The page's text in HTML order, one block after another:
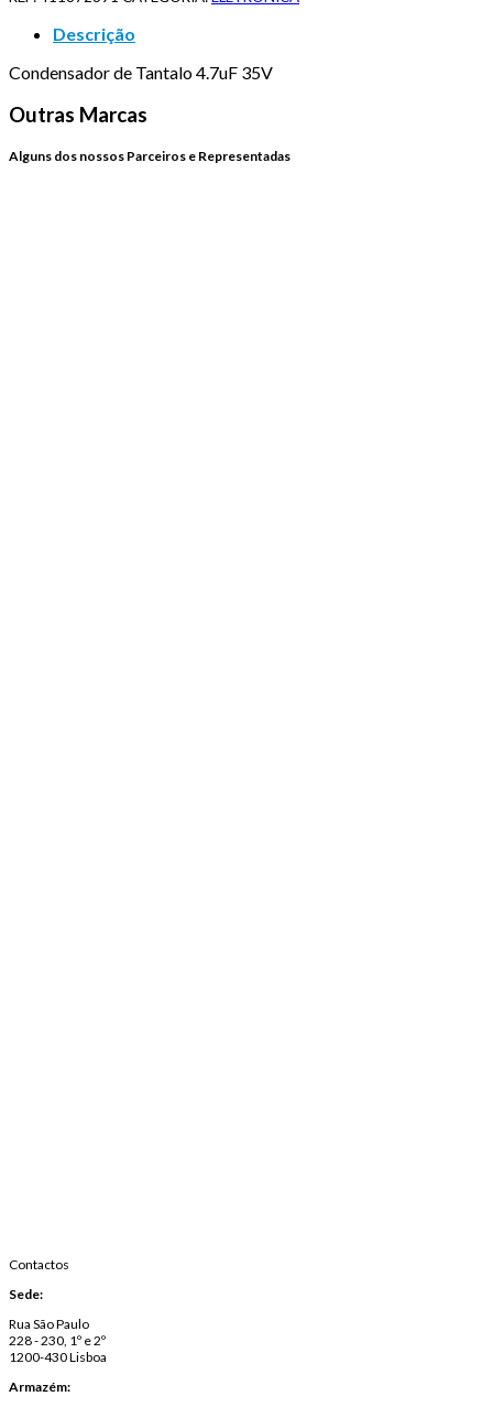
Descrição
Condensador de Tantalo 4.7uF 35V
Outras Marcas
Alguns dos nossos Parceiros e Representadas
Contactos
Sede:
Rua São Paulo
228 - 230, 1º e 2º
1200-430 Lisboa
Armazém: